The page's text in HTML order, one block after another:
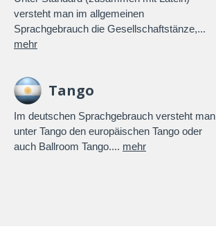
versteht man im allgemeinen
Sprachgebrauch die Gesellschaftstänze,...
mehr
Tango
Im deutschen Sprachgebrauch versteht man
unter Tango den europäischen Tango oder
auch Ballroom Tango.... mehr